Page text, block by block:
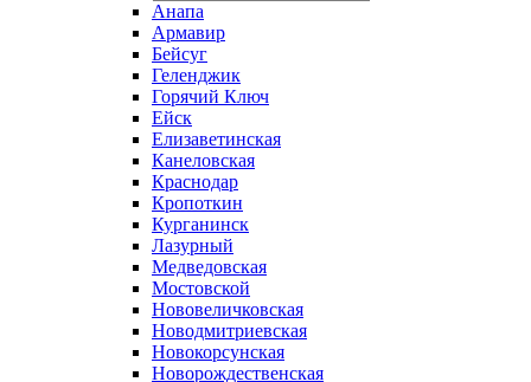
Анапа
Армавир
Бейсуг
Геленджик
Горячий Ключ
Ейск
Елизаветинская
Канеловская
Краснодар
Кропоткин
Курганинск
Лазурный
Медведовская
Мостовской
Нововеличковская
Новодмитриевская
Новокорсунская
Новорождественская